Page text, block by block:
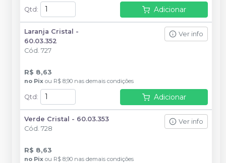
Qtd : Adicionar
Laranja Cristal -
60.03.352
Cód. 727
Ver info
R$ 8,63
no Pix ou R$ 8,90 nas demais condições
Qtd : Adicionar
Verde Cristal - 60.03.353
Cód. 728
Ver info
R$ 8,63
no Pix ou R$ 8,90 nas demais condições